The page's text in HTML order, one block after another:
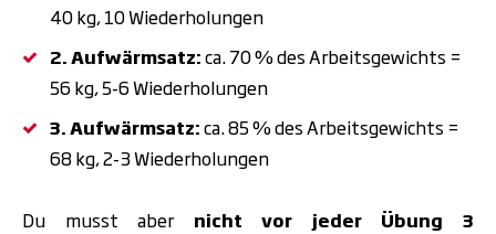
40 kg, 10 Wiederholungen
2. Aufwärmsatz:ca. 70 % des Arbeitsgewichts =
56 kg, 5-6 Wiederholungen
3. Aufwärmsatz:ca. 85 % des Arbeitsgewichts =
68 kg, 2-3 Wiederholungen
Du musst aber nicht vor jeder Übung 3